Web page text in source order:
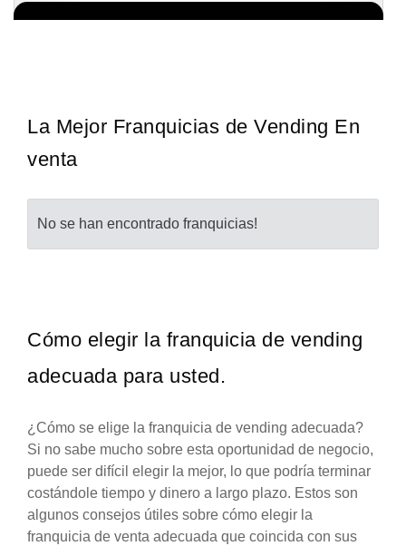
La Mejor Franquicias de Vending En
venta
No se han encontrado franquicias!
Cómo elegir la franquicia de vending
adecuada para usted.
¿Cómo se elige la franquicia de vending adecuada?
Si no sabe mucho sobre esta oportunidad de negocio,
puede ser difícil elegir la mejor, lo que podría terminar
costándole tiempo y dinero a largo plazo. Estos son
algunos consejos útiles sobre cómo elegir la
franquicia de venta adecuada que coincida con sus